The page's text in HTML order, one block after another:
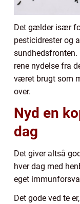
Det gælder især
pesticidrester og
sundhedsfronten.
rene nydelse fra
været brugt som
over.
Nyd en
dag
Det giver altså
hver dag med
eget
Det gode ved te